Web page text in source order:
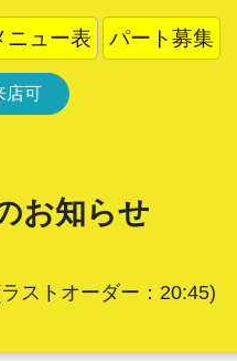
ニュー表 パート募集
店可
お知らせ
ストオーダー：20:45)